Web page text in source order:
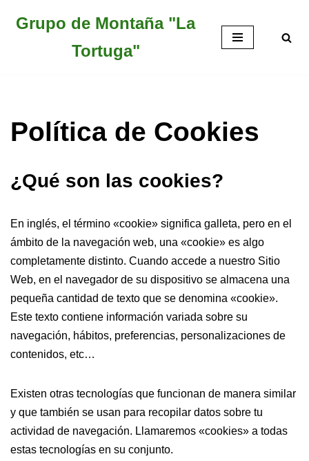
Grupo de Montaña "La
Tortuga"
Política de Cookies
¿Qué son las cookies?
En inglés, el término «cookie» significa galleta, pero en el
ámbito de la navegación web, una «cookie» es algo
completamente distinto. Cuando accede a nuestro Sitio
Web, en el navegador de su dispositivo se almacena una
pequeña cantidad de texto que se denomina «cookie».
Este texto contiene información variada sobre su
navegación, hábitos, preferencias, personalizaciones de
contenidos, etc…
Existen otras tecnologías que funcionan de manera similar
y que también se usan para recopilar datos sobre tu
actividad de navegación. Llamaremos «cookies» a todas
estas tecnologías en su conjunto.